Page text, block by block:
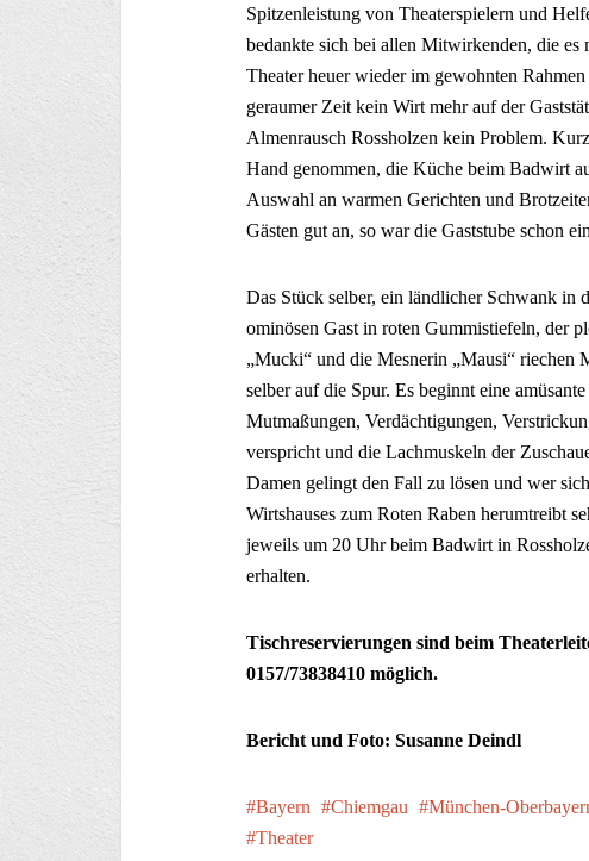
Spitzenleistung von Theaterspielern und
bedankte sich bei allen Mitwirkenden, die es
Theater heuer wieder im gewohnten
geraumer Zeit kein Wirt mehr auf der
Almenrausch Rossholzen kein Problem.
Hand genommen, die Küche beim Badwirt
Auswahl an warmen Gerichten und
Gästen gut an, so war die Gaststube schon
Das Stück selber, ein ländlicher Schwank in
ominösen Gast in roten Gummistiefeln, der
„Mucki“ und die Mesnerin „Mausi“ riechen
selber auf die Spur. Es beginnt eine
Mutmaßungen, Verdächtigungen,
verspricht und die Lachmuskeln der
Damen gelingt den Fall zu lösen und wer
Wirtshauses zum Roten Raben herumtreibt
jeweils um 20 Uhr beim Badwirt in
erhalten.
Tischreservierungen sind beim
0157/73838410 möglich.
Bericht und Foto: Susanne Deindl
Bayern Chiemgau München-
Theater